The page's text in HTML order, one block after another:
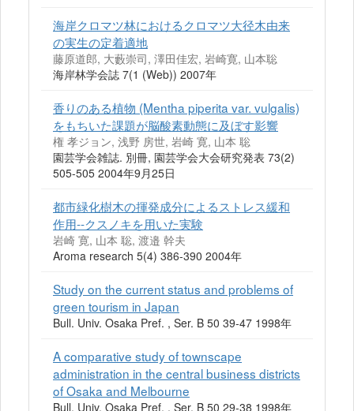
海岸クロマツ林におけるクロマツ大径木由来
の実生の定着適地
藤原道郎, 大藪崇司, 澤田佳宏, 岩崎寛, 山本聡
海岸林学会誌 7(1 (Web)) 2007年
香りのある植物 (Mentha piperita var. vulgalis)
をもちいた課題が脳酸素動態に及ぼす影響
権 孝ジョン, 浅野 房世, 岩崎 寛, 山本 聡
園芸学会雑誌. 別冊, 園芸学会大会研究発表 73(2)
505-505 2004年9月25日
都市緑化樹木の揮発成分によるストレス緩和
作用--クスノキを用いた実験
岩崎 寛, 山本 聡, 渡邉 幹夫
Aroma research 5(4) 386-390 2004年
Study on the current status and problems of
green tourism in Japan
Bull. Univ. Osaka Pref. , Ser. B 50 39-47 1998年
A comparative study of townscape
administration in the central business districts
of Osaka and Melbourne
Bull. Univ. Osaka Pref. , Ser. B 50 29-38 1998年